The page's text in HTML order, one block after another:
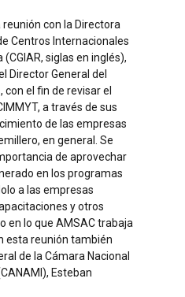
con la Directora
Centros Internacionales
siglas en inglés),
Director General del
con el fin de revisar el
a través de sus
de las empresas
en general. Se
de aprovechar
en los programas
a las empresas
y otros
en lo que AMSAC trabaja
esta reunión también
de la Cámara Nacional
Esteban